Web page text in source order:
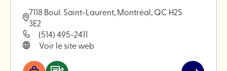
7118 Boul. Saint-Laurent, Montréal, QC H2S
3E2
(514) 495-2411
Voir le site web